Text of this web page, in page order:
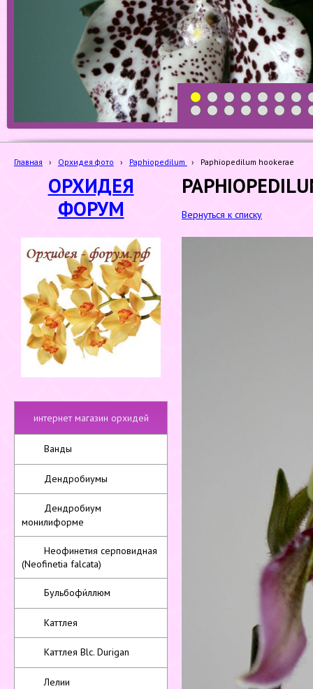
1 2 3 4 5 6 7
8
19 20 21 22 23 24 25
Главная › Орхидея фото › Paphiopedilum › Paphiopedilum hookerae
ОРХИДЕЯ
ФОРУМ
интернет магазин орхидей
Ванды
Дендробиумы
Дендробиум
монилиформе
Неофинетия серповидная
(Neofinetia falcata)
Бульбофи́ллюм
Каттлея
Каттлея Blc. Durigan
Лелии
Вернуться к списку